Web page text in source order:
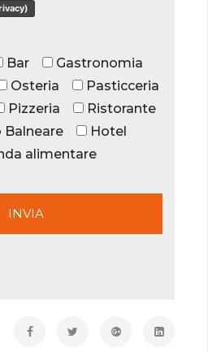
Bar
Gastronomia
Osteria
Pasticceria
Pizzeria
Ristorante
Hotel
alimentare